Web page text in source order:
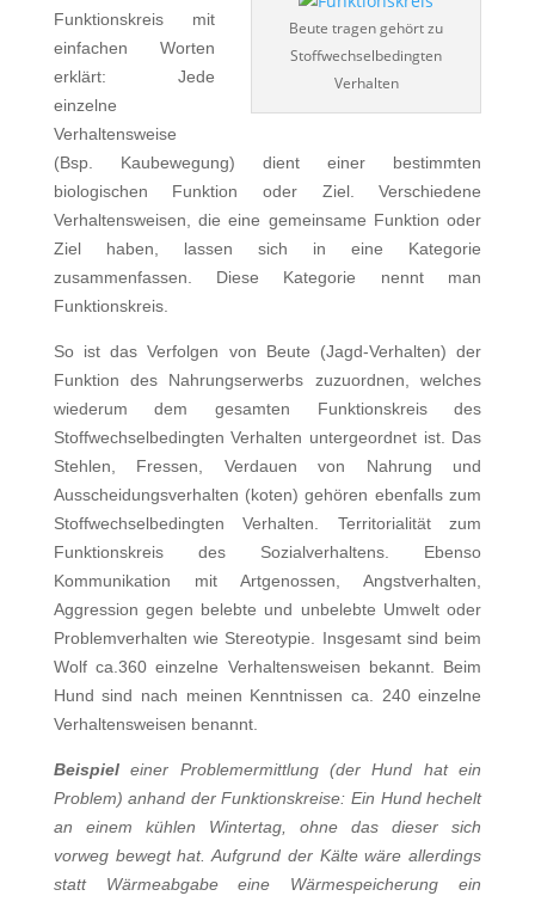
Beute tragen gehört zu
Stoffwechselbedingten
Verhalten
Funktionskreis mit
einfachen Worten
erklärt: Jede
einzelne
Verhaltensweise
(Bsp. Kaubewegung) dient einer bestimmten
biologischen Funktion oder Ziel. Verschiedene
Verhaltensweisen, die eine gemeinsame Funktion oder
Ziel haben, lassen sich in eine Kategorie
zusammenfassen. Diese Kategorie nennt man
Funktionskreis.
So ist das Verfolgen von Beute (Jagd-Verhalten) der
Funktion des Nahrungserwerbs zuzuordnen, welches
wiederum dem gesamten Funktionskreis des
Stoffwechselbedingten Verhalten untergeordnet ist. Das
Stehlen, Fressen, Verdauen von Nahrung und
Ausscheidungsverhalten (koten) gehören ebenfalls zum
Stoffwechselbedingten Verhalten. Territorialität zum
Funktionskreis des Sozialverhaltens. Ebenso
Kommunikation mit Artgenossen, Angstverhalten,
Aggression gegen belebte und unbelebte Umwelt oder
Problemverhalten wie Stereotypie. Insgesamt sind beim
Wolf ca.360 einzelne Verhaltensweisen bekannt. Beim
Hund sind nach meinen Kenntnissen ca. 240 einzelne
Verhaltensweisen benannt.
Beispieleiner Problemermittlung (der Hund hat ein
Problem) anhand der Funktionskreise: Ein Hund hechelt
an einem kühlen Wintertag, ohne das dieser sich
vorweg bewegt hat. Aufgrund der Kälte wäre allerdings
statt Wärmeabgabe eine Wärmespeicherung ein